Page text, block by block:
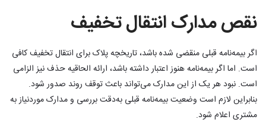
نقص مدارک انتقال تخفیف
اگر بیمه‌نامه قبلی منقضی شده باشد، تاریخچه پلاک برای انتقال تخفیف کافی
است. اما اگر بیمه‌نامه هنوز اعتبار داشته باشد، ارائه الحاقیه حذف نیز الزامی
است. نبود هر یک از این مدارک می‌تواند باعث توقف روند صدور شود.
بنابراین لازم است وضعیت بیمه‌نامه قبلی به‌دقت بررسی و مدارک موردنیاز به
مشتری اعلام شود.